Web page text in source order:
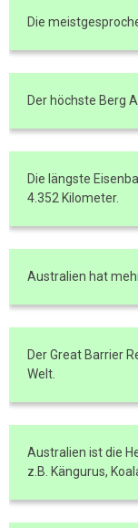
Die
Der höchste Berg
Die längste
4.352 Kilometer.
Australien hat
Der Great Barrier
Welt.
Australien ist die
z.B. Kängurus,